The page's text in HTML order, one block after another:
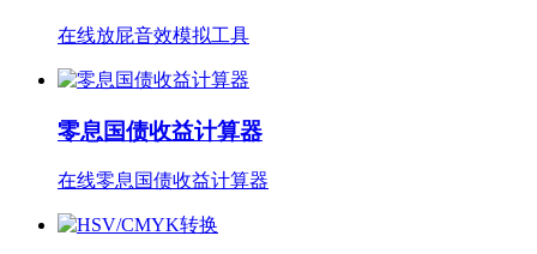
在线放屁音效模拟工具
零息国债收益计算器
在线零息国债收益计算器